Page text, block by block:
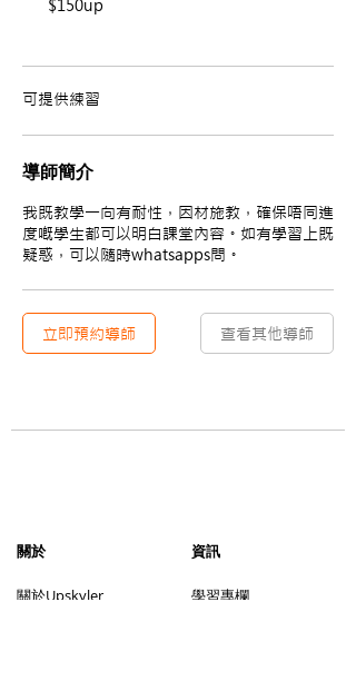
$150up
可提供練習
導師簡介
我既教學一向有耐性，因材施教，確保唔同進
度嘅學生都可以明白課堂內容。如有學習上既
疑惑，可以隨時whatsapps問。
立即預約導師 查看其他導師
​關於 資訊
​關於Upskyler
學習專欄